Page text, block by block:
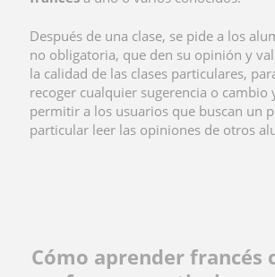
Después de una clase, se pide a los
no obligatoria, que den su opinión y
la calidad de las clases particulares,
recoger cualquier sugerencia o cambio
permitir a los usuarios que buscan un
particular leer las opiniones de otros
Cómo aprender francés